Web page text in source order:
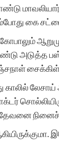
கை
அடுத்த
காலில் லேசாய்